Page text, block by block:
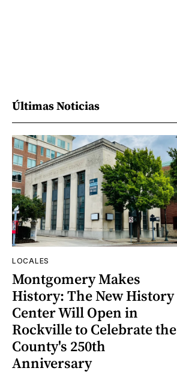
Últimas Noticias
LOCALES
Montgomery Makes
History: The New History
Center Will Open in
Rockville to Celebrate the
County's 250th
Anniversary